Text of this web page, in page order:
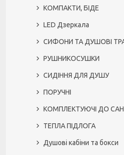
КОМПАКТИ, БІДЕ
LED Дзеркала
СИФОНИ ТА ДУШОВІ
РУШНИКОСУШКИ
СИДІННЯ ДЛЯ ДУШУ
ПОРУЧНІ
КОМПЛЕКТУЮЧІ ДО
ТЕПЛА ПІДЛОГА
Душові кабіни та бокси